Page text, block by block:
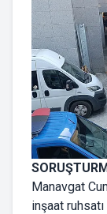
Manavgat
inşaat